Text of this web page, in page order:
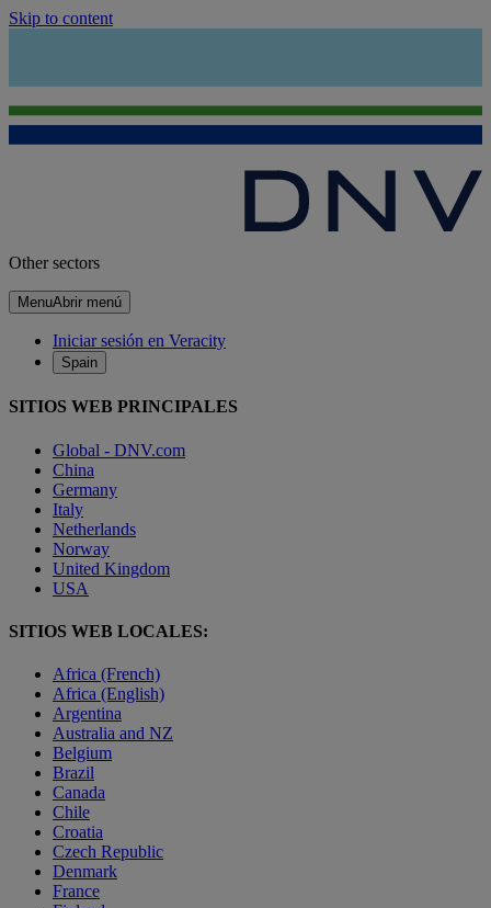
Skip to content
Other sectors
MenuAbrir menú
Iniciar sesión en Veracity
Spain
SITIOS WEB PRINCIPALES
Global - DNV.com
China
Germany
Italy
Netherlands
Norway
United Kingdom
USA
SITIOS WEB LOCALES:
Africa (French)
Africa (English)
Argentina
Australia and NZ
Belgium
Brazil
Canada
Chile
Croatia
Czech Republic
Denmark
France